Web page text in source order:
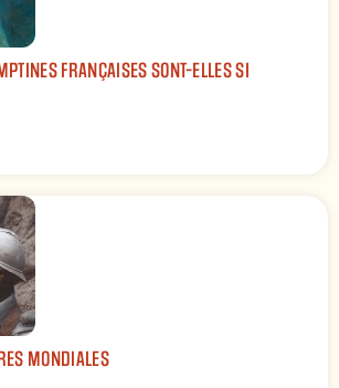
FRANÇAISES SONT-ELLES SI
MONDIALES